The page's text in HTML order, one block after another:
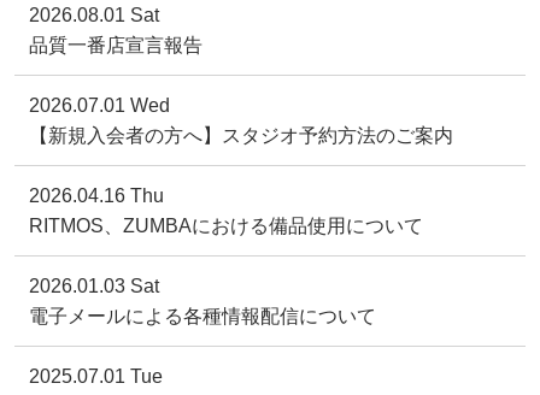
2026.08.01 Sat
品質一番店宣言報告
2026.07.01 Wed
【新規入会者の方へ】スタジオ予約方法のご案内
2026.04.16 Thu
RITMOS、ZUMBAにおける備品使用について
2026.01.03 Sat
電子メールによる各種情報配信について
2025.07.01 Tue